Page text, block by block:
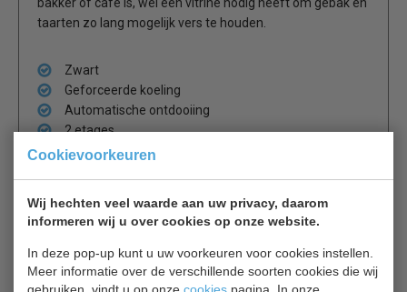
Cookievoorkeuren
Wij hechten veel waarde aan uw privacy, daarom
informeren wij u over cookies op onze website.
In deze pop-up kunt u uw voorkeuren voor cookies instellen.
Meer informatie over de verschillende soorten cookies die wij
gebruiken, vindt u op onze cookies pagina. In onze
bakker of café is, wel een vitrine nodig heeft om gebak en
taarten zo lang mogelijk vers te houden.
Zwart
Geforceerde koeling
Automatische ontdooiing
2 etages
Dubbel glas
Is dit iets voor jou?